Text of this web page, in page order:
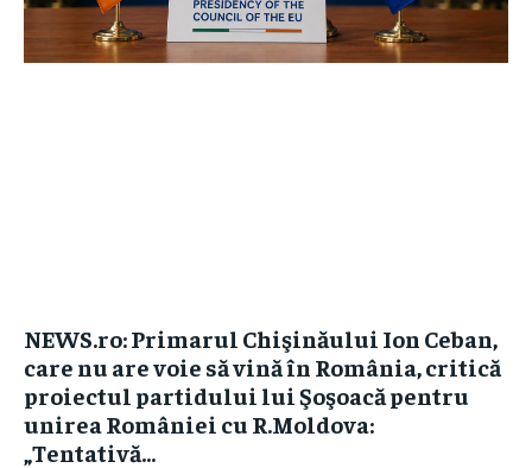
NEWS.ro: Primarul Chişinăului Ion Ceban,
care nu are voie să vină în România, critică
proiectul partidului lui Şoşoacă pentru
unirea României cu R.Moldova:
„Tentativă...